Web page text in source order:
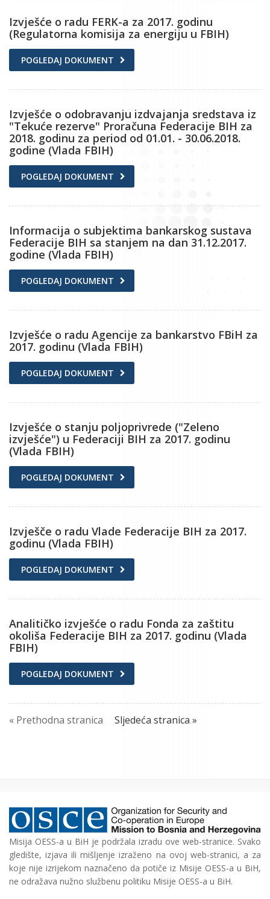
Izvješće o radu FERK-a za 2017. godinu
(Regulatorna komisija za energiju u FBIH)
POGLEDAJ DOKUMENT
Izvješće o odobravanju izdvajanja sredstava iz
"Tekuće rezerve" Proračuna Federacije BIH za
2018. godinu za period od 01.01. - 30.06.2018.
godine (Vlada FBIH)
POGLEDAJ DOKUMENT
Informacija o subjektima bankarskog sustava
Federacije BIH sa stanjem na dan 31.12.2017.
godine (Vlada FBIH)
POGLEDAJ DOKUMENT
Izvješće o radu Agencije za bankarstvo FBiH za
2017. godinu (Vlada FBIH)
POGLEDAJ DOKUMENT
Izvješće o stanju poljoprivrede ("Zeleno
izvješće") u Federaciji BIH za 2017. godinu
(Vlada FBIH)
POGLEDAJ DOKUMENT
Izvješče o radu Vlade Federacije BIH za 2017.
godinu (Vlada FBIH)
POGLEDAJ DOKUMENT
Analitičko izvješće o radu Fonda za zaštitu
okoliša Federacije BIH za 2017. godinu (Vlada
FBIH)
POGLEDAJ DOKUMENT
« Prethodna stranica Sljedeća stranica »
Misija OESS-a u BiH je podržala izradu ove web-stranice. Svako
gledište, izjava ili mišljenje izraženo na ovoj web-stranici, a za
koje nije izrijekom naznačeno da potiče iz Misije OESS-a u BiH,
ne odražava nužno službenu politiku Misije OESS-a u BiH.